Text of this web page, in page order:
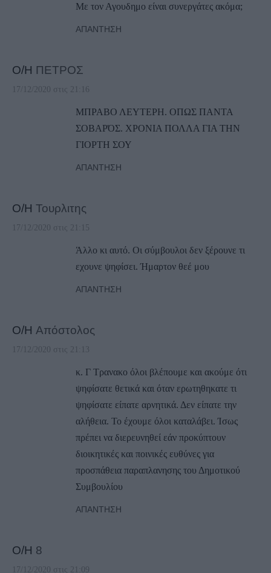
Με τον Αγουδημο είναι συνεργάτες ακόμα;
ΑΠΆΝΤΗΣΗ
Ο/Η ΠΕΤΡΟΣ
17/12/2020 στις 21:16
ΜΠΡΑΒΟ ΛΕΥΤΕΡΗ. ΟΠΩΣ ΠΑΝΤΑ
ΣΟΒΑΡΌΣ. ΧΡΟΝΙΑ ΠΟΛΛΑ ΓΙΑ ΤΗΝ
ΓΙΟΡΤΗ ΣΟΥ
ΑΠΆΝΤΗΣΗ
Ο/Η Τουρλιτης
17/12/2020 στις 21:15
Άλλο κι αυτό. Οι σύμβουλοι δεν ξέρουνε τι
εχουνε ψηφίσει. Ήμαρτον θεέ μου
ΑΠΆΝΤΗΣΗ
Ο/Η Απόστολος
17/12/2020 στις 21:13
κ. Γ Τρανακο όλοι βλέπουμε και ακούμε ότι
ψηφίσατε θετικά και όταν ερωτηθηκατε τι
ψηφίσατε είπατε αρνητικά. Δεν είπατε την
αλήθεια. Το έχουμε όλοι καταλάβει. Ίσως
πρέπει να διερευνηθεί εάν προκύπτουν
διοικητικές και ποινικές ευθύνες για
προσπάθεια παραπλανησης του Δημοτικού
Συμβουλίου
ΑΠΆΝΤΗΣΗ
Ο/Η 8
17/12/2020 στις 21:09